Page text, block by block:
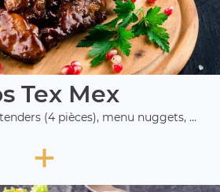
Tex Mex
(4 pièces), menu nuggets, ...
+